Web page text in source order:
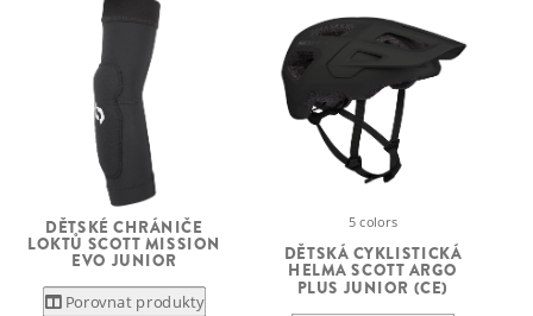
DĚTSKÉ CHRÁNIČE
LOKTŮ SCOTT MISSION
EVO JUNIOR
Porovnat produkty
5 colors
DĚTSKÁ CYKLISTICKÁ
HELMA SCOTT ARGO
PLUS JUNIOR (CE)